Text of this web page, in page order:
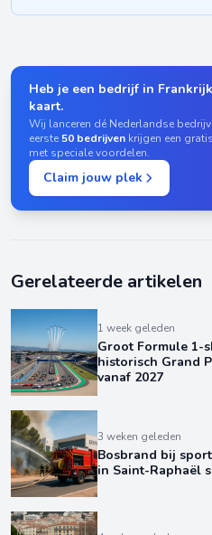
Heb je een bedrijf in
kaart.
Wij lanceren dé Nederlandse
eerste50 bedrijven krijgen een
met speciale voordelen.
Claim jouw plek
Gerelateerde artikelen
1 week geleden
Groot Formule 1-
historisch Grand
vanaf 2027
3 weken geleden
Bosbrand bij
in Saint-Raphaël